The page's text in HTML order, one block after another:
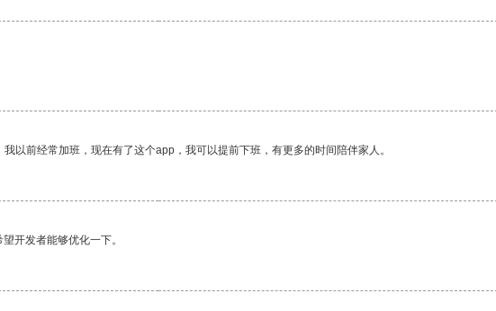
以前经常加班，现在有了这个app，我可以提前下班，有更多的时间陪伴家人。
开发者能够优化一下。